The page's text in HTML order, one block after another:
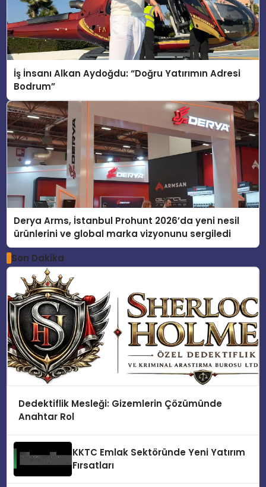
İş İnsanı Alkan Aydoğdu: “Doğru Yatırımın Adresi
Bodrum”
Derya Arms, İstanbul Prohunt 2026’da yeni nesil
ürünlerini ve global marka vizyonunu sergiledi
Son Dakika
Dedektiflik Mesleği: Gizemlerin Çözümünde
Anahtar Rol
KKTC Emlak Sektöründe Yeni Yatırım
Fırsatları